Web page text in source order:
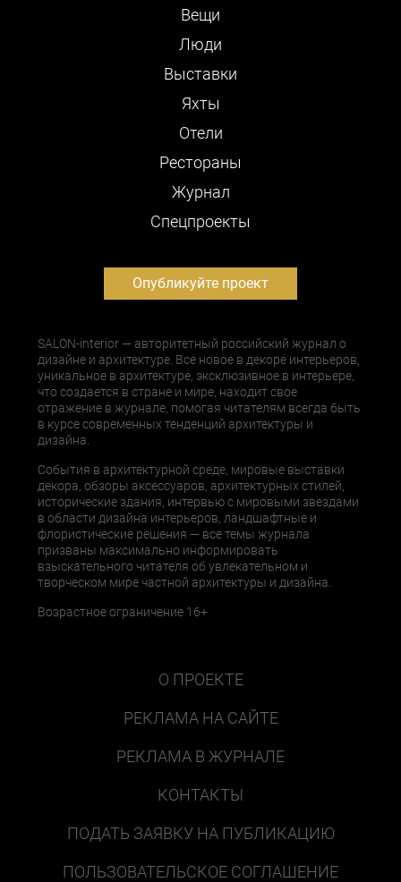
Вещи
Люди
Выставки
Яхты
Отели
Рестораны
Журнал
Cпецпроекты
Опубликуйте проект
SALON-interior — авторитетный российский журнал о
дизайне и архитектуре. Все новое в декоре интерьеров,
уникальное в архитектуре, эксклюзивное в интерьере,
что создается в стране и мире, находит свое
отражение в журнале, помогая читателям всегда быть
в курсе современных тенденций архитектуры и
дизайна.
События в архитектурной среде, мировые выставки
декора, обзоры аксессуаров, архитектурных стилей,
исторические здания, интервью с мировыми звездами
в области дизайна интерьеров, ландшафтные и
флористические решения — все темы журнала
призваны максимально информировать
взыскательного читателя об увлекательном и
творческом мире частной архитектуры и дизайна.
Возрастное ограничение 16+
О ПРОЕКТЕ
РЕКЛАМА НА САЙТЕ
РЕКЛАМА В ЖУРНАЛЕ
КОНТАКТЫ
ПОДАТЬ ЗАЯВКУ НА ПУБЛИКАЦИЮ
ПОЛЬЗОВАТЕЛЬСКОЕ СОГЛАШЕНИЕ